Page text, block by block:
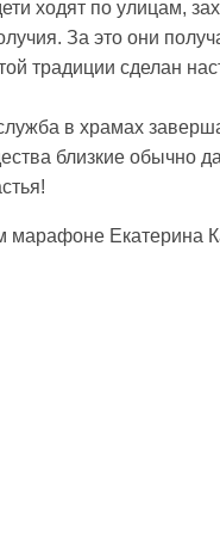
ходят по улицам,
За это они
традиции сделан
в храмах
близкие обычно
Екатерина